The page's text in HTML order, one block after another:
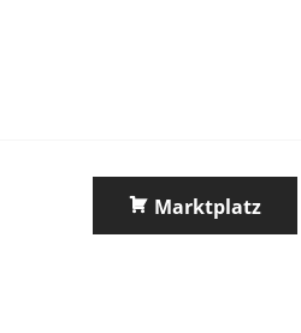
Marktplatz